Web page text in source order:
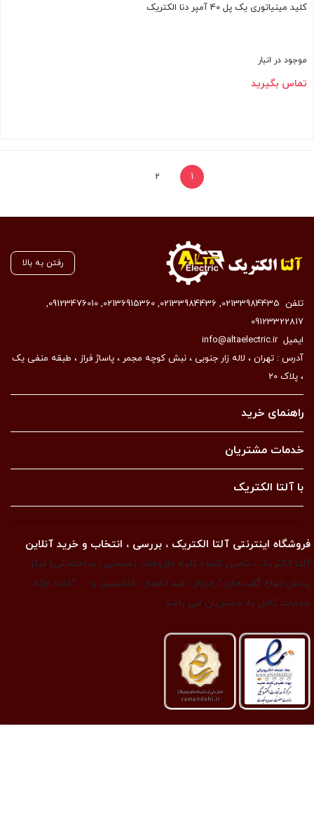
کلید مینیاتوری یک پل 40 آمپر دنا الکتریک
موجود در انبار
تماس بگیرید
1
2
رفتن به بالا
تلفن 02133984435
,
02133984436
,
02136915360
,
09123476010
,
09123322817
ایمیلinfo@altaelectric.ir
آدرس : تهران ، لاله زار جنوبی ، نبش کوچه مجمر ، پاساژ فراز ، طبقه منفی یک
، پلاک 20
راهنمای خرید
خدمات مشتریان
با آلتا الکتریک
فروشگاه اینترنتی آلتا الکتریک ، بررسی ، انتخاب و خرید آنلاین
آلتا الکتریک ، تامین کننده کلیه ملزومات (صنعتی ، ساختمانی) مرکز
پخش انواع گلند های آرمردار ، ضد انفجار ، فلکسیبل و … آماده ارائه
خدمات کامل به مشتریان می باشد.